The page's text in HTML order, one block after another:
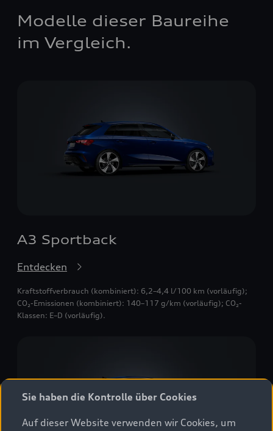
Modelle dieser Baureihe
im Vergleich.
A3 Sportback
Entdecken
Kraftstoffverbrauch (kombiniert): 6,2–4,4 l/100 km (vorläufig);
CO₂-Emissionen (kombiniert): 140–117 g/km (vorläufig); CO₂-
Klassen: E–D (vorläufig).
Sie haben die Kontrolle über Cookies
Auf dieser Website verwenden wir Cookies, um